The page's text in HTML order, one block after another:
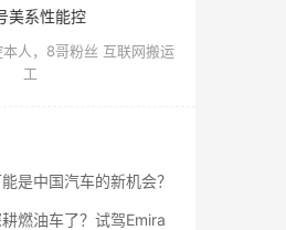
美系性能控
人，8哥粉丝 互联网搬运
工
是中国汽车的新机会？
燃油车了？试驾Emira